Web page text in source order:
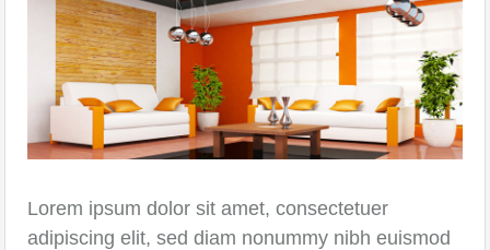
Lorem ipsum dolor sit amet, consectetuer
adipiscing elit, sed diam nonummy nibh euismod